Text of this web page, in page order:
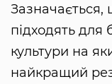
Зазначається,
підходять для
культури на
найкращий